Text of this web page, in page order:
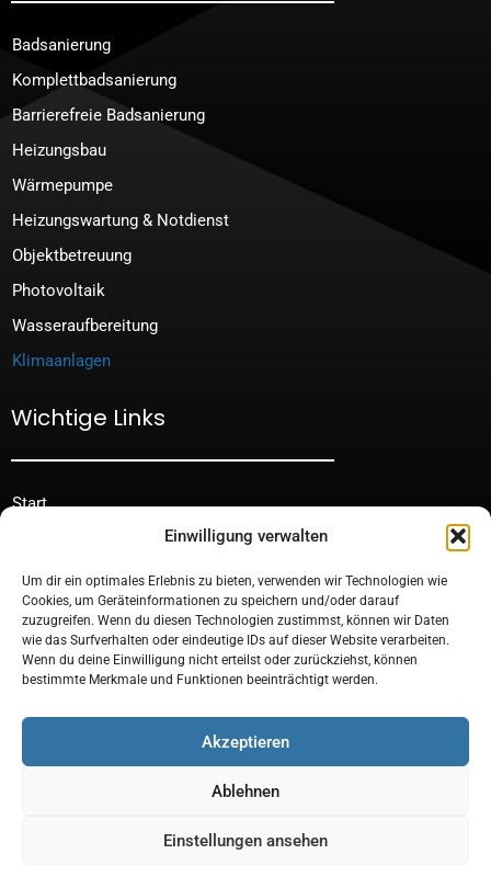
Einwilligung verwalten
Um dir ein optimales Erlebnis zu bieten, verwenden wir Technologien wie
Cookies, um Geräteinformationen zu speichern und/oder darauf
zuzugreifen. Wenn du diesen Technologien zustimmst, können wir Daten
wie das Surfverhalten oder eindeutige IDs auf dieser Website verarbeiten.
Wenn du deine Einwilligung nicht erteilst oder zurückziehst, können
bestimmte Merkmale und Funktionen beeinträchtigt werden.
Akzeptieren
Ablehnen
Einstellungen ansehen
Badsanierung
Komplettbadsanierung
Barrierefreie Badsanierung
Heizungsbau
Wärmepumpe
Heizungswartung & Notdienst
Objektbetreuung
Photovoltaik
Wasseraufbereitung
Klimaanlagen
Wichtige Links
Start
Förderung & Finanzierung
Über uns
Jobs
Serviceauftrag
Kontakt